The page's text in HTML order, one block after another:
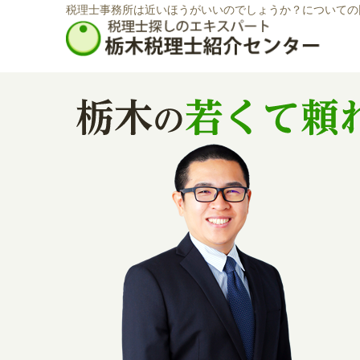
税理士事務所は近いほうがいいのでしょうか？について